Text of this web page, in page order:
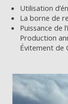
Utilisation
La borne de
Puissance de
Production
Évitement de